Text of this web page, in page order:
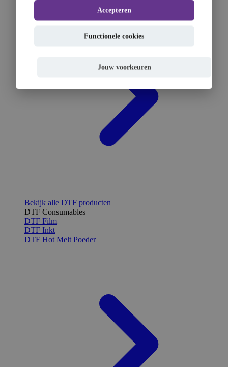
Bekijk alle DTF producten
DTF Consumables
DTF Film
DTF Inkt
DTF Hot Melt Poeder
Accepteren
Functionele cookies
Jouw voorkeuren